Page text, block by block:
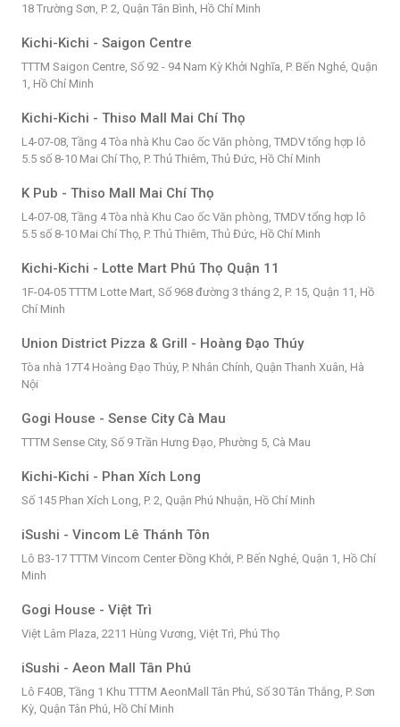
18 Trường Sơn, P. 2, Quận Tân Bình, Hồ Chí Minh
Kichi-Kichi - Saigon Centre
TTTM Saigon Centre, Số 92 - 94 Nam Kỳ Khởi Nghĩa, P. Bến Nghé, Quận
1, Hồ Chí Minh
Kichi-Kichi - Thiso Mall Mai Chí Thọ
L4-07-08, Tầng 4 Tòa nhà Khu Cao ốc Văn phòng, TMDV tổng hợp lô
5.5 số 8-10 Mai Chí Thọ, P. Thủ Thiêm, Thủ Đức, Hồ Chí Minh
K Pub - Thiso Mall Mai Chí Thọ
L4-07-08, Tầng 4 Tòa nhà Khu Cao ốc Văn phòng, TMDV tổng hợp lô
5.5 số 8-10 Mai Chí Thọ, P. Thủ Thiêm, Thủ Đức, Hồ Chí Minh
Kichi-Kichi - Lotte Mart Phú Thọ Quận 11
1F-04-05 TTTM Lotte Mart, Số 968 đường 3 tháng 2, P. 15, Quận 11, Hồ
Chí Minh
Union District Pizza & Grill - Hoàng Đạo Thúy
Tòa nhà 17T4 Hoàng Đạo Thúy, P. Nhân Chính, Quận Thanh Xuân, Hà
Nội
Gogi House - Sense City Cà Mau
TTTM Sense City, Số 9 Trần Hưng Đạo, Phường 5, Cà Mau
Kichi-Kichi - Phan Xích Long
Số 145 Phan Xích Long, P. 2, Quận Phú Nhuận, Hồ Chí Minh
iSushi - Vincom Lê Thánh Tôn
Lô B3-17 TTTM Vincom Center Đồng Khởi, P. Bến Nghé, Quận 1, Hồ Chí
Minh
Gogi House - Việt Trì
Việt Lâm Plaza, 2211 Hùng Vương, Việt Trì, Phú Thọ
iSushi - Aeon Mall Tân Phú
Lô F40B, Tầng 1 Khu TTTM AeonMall Tân Phú, Số 30 Tân Thắng, P. Sơn
Kỳ, Quận Tân Phú, Hồ Chí Minh